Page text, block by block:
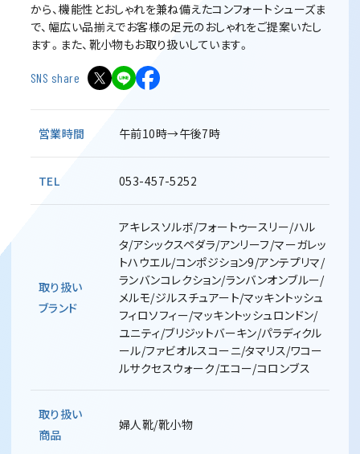
から、機能性とおしゃれを兼ね備えたコンフォートシューズま
で、幅広い品揃えでお客様の足元のおしゃれをご提案いたし
ます。また、靴小物もお取り扱いしています。
SNS share
営業時間 午前10時→午後7時
TEL 053-457-5252
取り扱い
ブランド
アキレスソルボ/フォートゥースリー/ハル
タ/アシックスペダラ/アンリーフ/マーガレッ
トハウエル/コンポジション9/アンテプリマ/
ランバンコレクション/ランバンオンブルー/
メルモ/ジルスチュアート/マッキントッシュ
フィロソフィー/マッキントッシュロンドン/
ユニティ/ブリジットバーキン/パラディクル
ール/ファビオルスコーニ/タマリス/ワコー
ルサクセスウォーク/エコー/コロンブス
取り扱い
商品
婦人靴/靴小物